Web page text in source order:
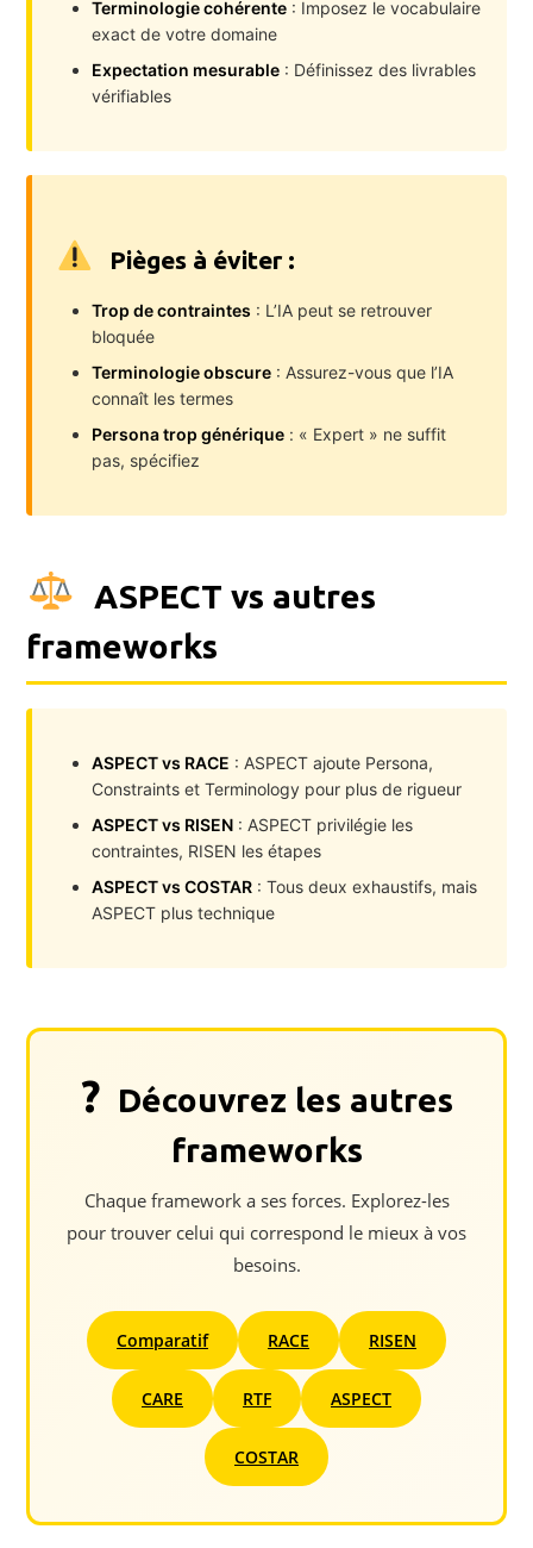
Terminologie cohérente : Imposez le vocabulaire
exact de votre domaine
Expectation mesurable : Définissez des livrables
vérifiables
Pièges à éviter :
Trop de contraintes : L’IA peut se retrouver
bloquée
Terminologie obscure : Assurez-vous que l’IA
connaît les termes
Persona trop générique : « Expert » ne suffit
pas, spécifiez
ASPECT vs autres
frameworks
ASPECT vs RACE : ASPECT ajoute Persona,
Constraints et Terminology pour plus de rigueur
ASPECT vs RISEN : ASPECT privilégie les
contraintes, RISEN les étapes
ASPECT vs COSTAR : Tous deux exhaustifs, mais
ASPECT plus technique
? Découvrez les autres
frameworks
Chaque framework a ses forces. Explorez-les
pour trouver celui qui correspond le mieux à vos
besoins.
Comparatif RACE RISEN
CARE RTF ASPECT
COSTAR